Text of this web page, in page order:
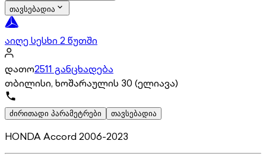
თავსებადია
აიღე სესხი 2 წუთში
დათო2511 განცხადება
თბილისი, ხოშარაულის 30 (ელიავა)
ძირითადი პარამეტრები თავსებადია
HONDA Accord 2006-2023